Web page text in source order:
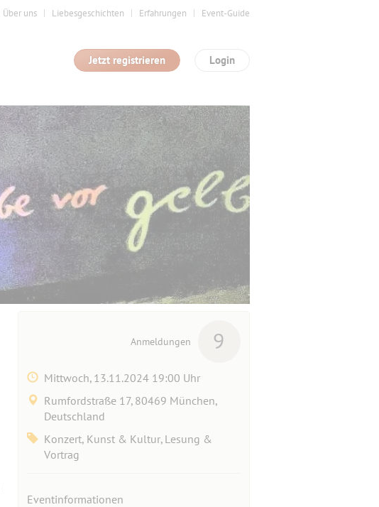
Über uns Liebesgeschichten Erfahrungen Event-Guide
Login
Jetzt registrieren
Anmeldungen 9
Mittwoch, 13.11.2024 19:00 Uhr
Rumfordstraße 17, 80469 München,
Deutschland
Konzert, Kunst & Kultur, Lesung &
Vortrag
Eventinformationen